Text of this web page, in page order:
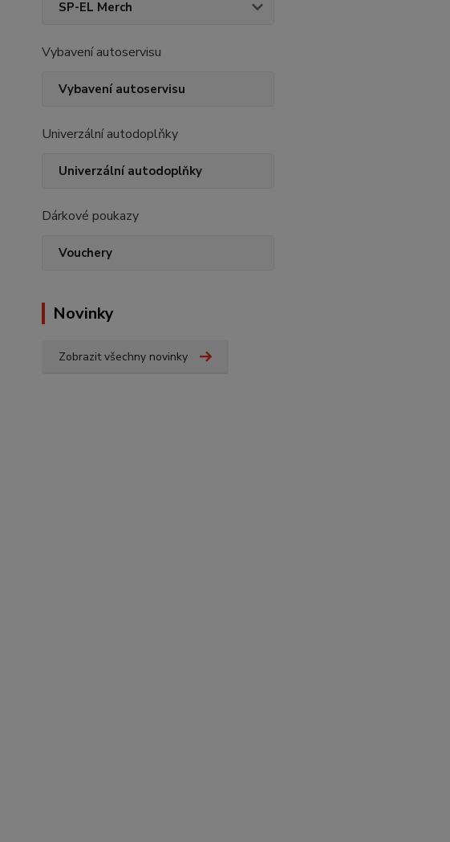
SP-EL Merch
Vybavení autoservisu
Vybavení autoservisu
Univerzální autodoplňky
Univerzální autodoplňky
Dárkové poukazy
Vouchery
Novinky
Zobrazit všechny novinky